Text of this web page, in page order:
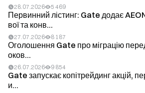
28.07.2026 5 469
Первинний лістинг: Gate додає
вої та конв...
27.07.2026 8 187
Оголошення Gate про міграцію
оков...
26.07.2026 9 854
Gate запускає копітрейдинг акцій,
и...